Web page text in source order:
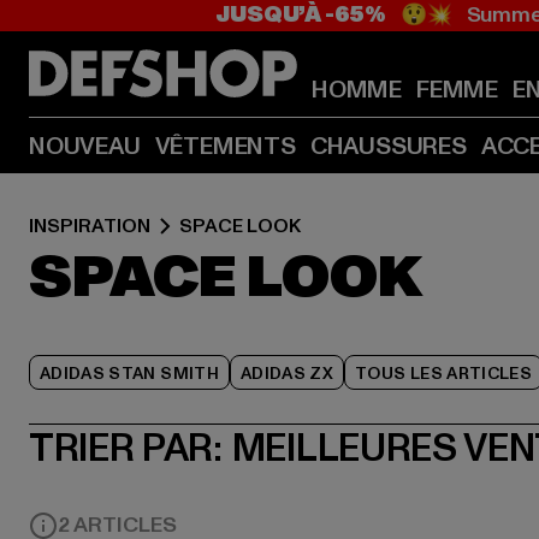
JUSQU’À -65% 😲💥
HOMME FEMME
NOUVEAU VÊTEMENTS CHAUSSURES
INSPIRATION SPACE LOOK
SPACE LOOK
ADIDAS STAN SMITH ADIDAS ZX TOUS LES ARTICLES
TRIER PAR: MEILLEURES
2 ARTICLES